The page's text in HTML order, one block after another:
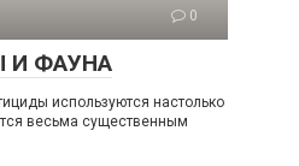
0
И ФАУНА
используются настолько
весьма существенным